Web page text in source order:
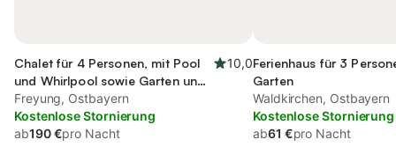
Chalet für 4 Personen, mit Pool
und Whirlpool sowie Garten und
Sauna
10,0
Freyung, Ostbayern
Kostenlose Stornierung
ab190 €pro Nacht
Ferienhaus für 3
Garten
Waldkirchen, Ostbayern
Kostenlose Stornierung
ab61 €pro Nacht